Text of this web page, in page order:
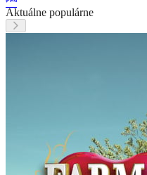
Aktuálne populárne